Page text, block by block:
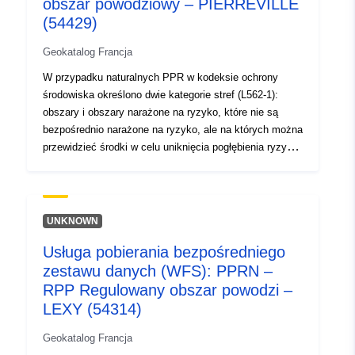
mogłyby pogłębić ryzyko lub spowodować nowe
zagrożenia, z zastrzeżeniem zakazów lub wymogów
(por. art. L562-1 kodeksu ochrony środowiska). Ta
naturalnych PROP.
obszar powodziowy – PIERREVILLE
(54429)
Geokatalog Francja
W przypadku naturalnych PPR w kodeksie ochrony
środowiska określono dwie kategorie stref (L562-1):
obszary i obszary narażone na ryzyko, które nie są
bezpośrednio narażone na ryzyko, ale na których można
przewidzieć środki w celu uniknięcia pogłębienia ryzyka.
zasadniczo rozróżniają trzy rodzaje stref: 1-
„Zabudowanie obszarów zabronionych”, znane jako
wysoki, a ogólną zasadą jest zakaz budowy; 2- „obszary
wydawane na receptę”, znane jako „obszary niebieskie”,
gdzie poziom zagrożenia jest średni, a projekty
podlegają wymogom dostosowanym do rodzaju emisji; 3
obszary, które nie są bezpośrednio narażone na ryzyko,
ale na których budowle, roboty budowlane,
UNKNOWN
Usługa pobierania bezpośredniego
zestawu danych (WFS): PPRN –
RPP Regulowany obszar powodzi –
LEXY (54314)
Geokatalog Francja